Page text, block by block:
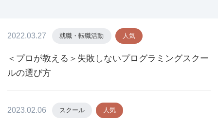
2022.03.27 就職・転職活動 人気
＜プロが教える＞失敗しないプログラミングスクー
ルの選び方
2023.02.06 スクール 人気